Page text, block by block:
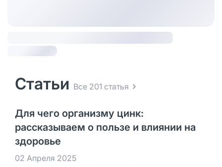
Статьи Все 201 статья
Для чего организму цинк:
рассказываем о пользе и влиянии на
здоровье
02 Апреля 2025